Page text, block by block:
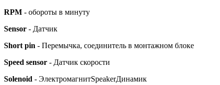
RPM - обороты в минуту
Sensor - Датчик
Short pin - Перемычка, соединитель в монтажном блоке
Speed sensor - Датчик скорости
Solenoid - ЭлектромагнитSpeakerДинамик